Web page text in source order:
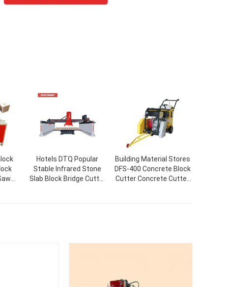
Hotels DTQ Popular
Stable Infrared Stone
Slab Block Bridge Cutter
Building Material Stores
DFS-400 Concrete Block
Cutter Concrete Cutter